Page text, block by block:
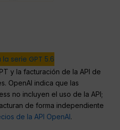
serie GPT 5.6
y la facturación de la API de
OpenAI indica que las
no incluyen el uso de la API;
de forma independiente
de la API OpenAI.